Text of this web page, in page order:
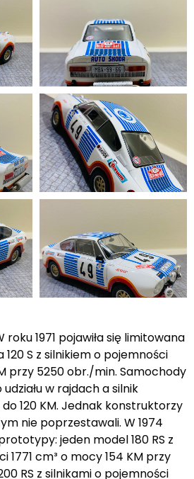
roku 1971 pojawiła się limitowana
S z silnikiem o pojemności
przy 5250 obr./min. Samochody
w rajdach a silnik
120 KM. Jednak konstruktorzy
nie poprzestawali. W 1974
jeden model 180 RS z
1771 cm³ o mocy 154 KM przy
RS z silnikami o pojemności